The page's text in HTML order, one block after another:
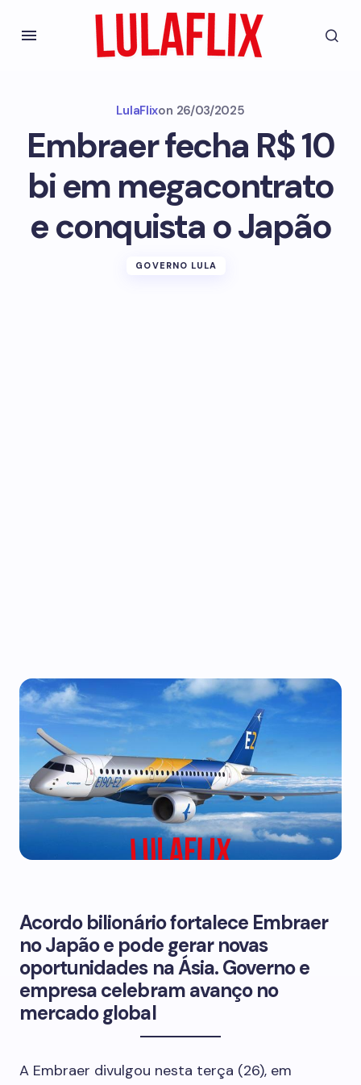
LulaFlixon 26/03/2025
Embraer fecha R$ 10
bi em megacontrato
e conquista o Japão
GOVERNO LULA
Acordo bilionário fortalece Embraer
no Japão e pode gerar novas
oportunidades na Ásia. Governo e
empresa celebram avanço no
mercado global
A Embraer divulgou nesta terça (26), em